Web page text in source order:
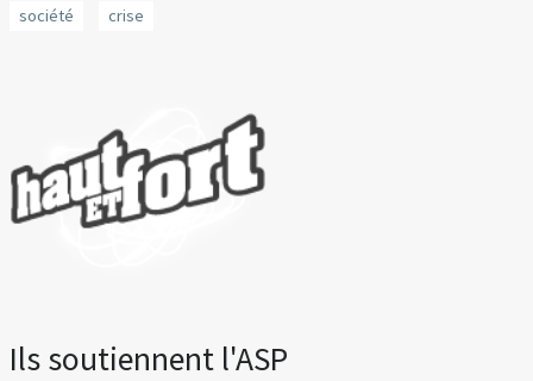
société crise
Ils soutiennent l'ASP